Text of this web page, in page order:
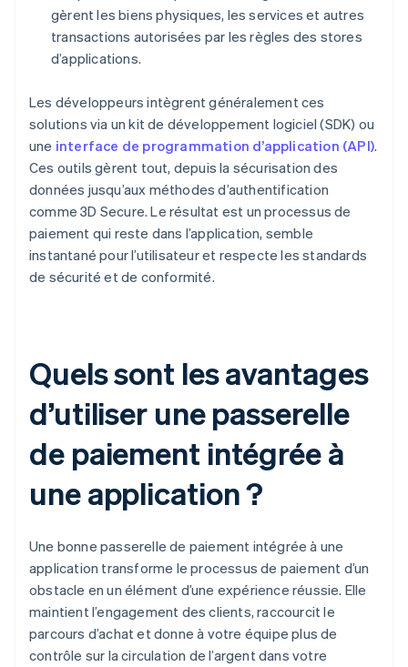
gèrent les biens physiques, les services et autres
transactions autorisées par les règles des stores
d’applications.
Les développeurs intègrent généralement ces
solutions via un kit de développement logiciel (SDK) ou
une interface de programmation d’application (API).
Ces outils gèrent tout, depuis la sécurisation des
données jusqu’aux méthodes d’authentification
comme 3D Secure. Le résultat est un processus de
paiement qui reste dans l’application, semble
instantané pour l’utilisateur et respecte les standards
de sécurité et de conformité.
Quels sont les avantages
d’utiliser une passerelle
de paiement intégrée à
une application ?
Une bonne passerelle de paiement intégrée à une
application transforme le processus de paiement d’un
obstacle en un élément d’une expérience réussie. Elle
maintient l’engagement des clients, raccourcit le
parcours d’achat et donne à votre équipe plus de
contrôle sur la circulation de l’argent dans votre